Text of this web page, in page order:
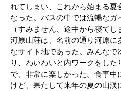
れてしまい、これから始まる夏
なった。バスの中では流暢なガ
（すみません、途中から寝て
河原山荘は、名前の通り河原に
なサイト地であった。みんなで
り、わいわいと内ワークをし
で、非常に楽しかった。食事中
けど、果たして来年の夏の山